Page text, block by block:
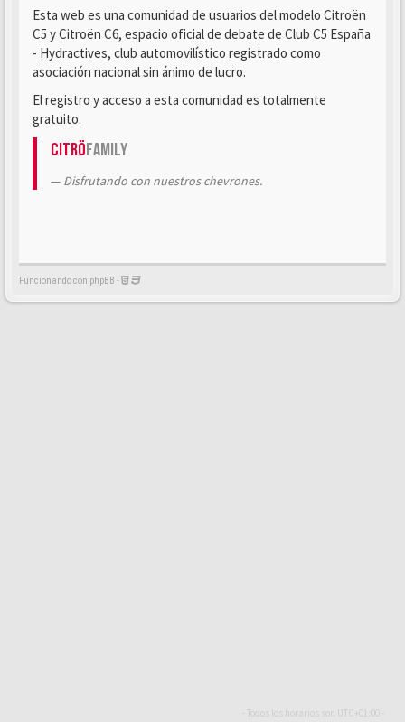
Esta web es una comunidad de usuarios del modelo Citroën
C5 y Citroën C6, espacio oficial de debate de Club C5 España
- Hydractives, club automovilístico registrado como
asociación nacional sin ánimo de lucro.
El registro y acceso a esta comunidad es totalmente
gratuito.
CitröFamily
Disfrutando con nuestros chevrones.
Funcionando con phpBB -
- Todos los horarios son UTC+01:00